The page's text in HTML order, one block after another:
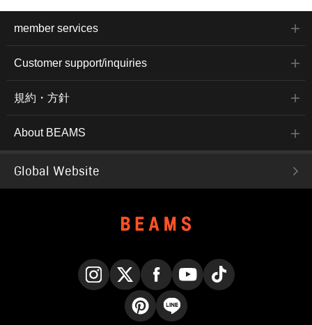
member services
Customer support/inquiries
規約・方針
About BEAMS
Global Website